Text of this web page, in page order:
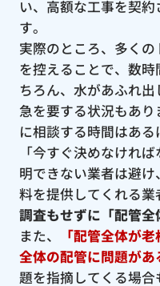
い、高額な工事を契
す。
実際のところ、多く
を控えることで、数
ちろん、水があふれ
急を要する状況もあ
に相談する時間はある
「今すぐ決めなけれ
明できない業者は避
料を提供してくれる業
調査もせずに「配管
また、
「配管全体が
全体の配管に問題があ
題を指摘してくる場